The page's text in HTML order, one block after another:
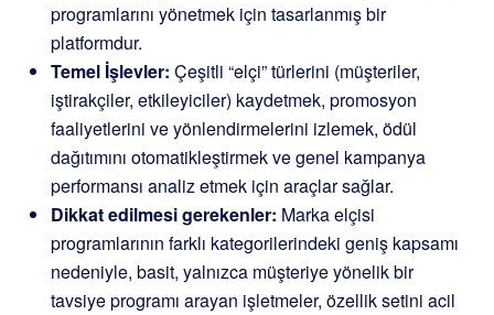
programlarını yönetmek için tasarlanmış bir
platformdur.
Temel İşlevler: Çeşitli “elçi” türlerini (müşteriler,
iştirakçiler, etkileyiciler) kaydetmek, promosyon
faaliyetlerini ve yönlendirmelerini izlemek, ödül
dağıtımını otomatikleştirmek ve genel kampanya
performansı analiz etmek için araçlar sağlar.
Dikkat edilmesi gerekenler: Marka elçisi
programlarının farklı kategorilerindeki geniş kapsamı
nedeniyle, basit, yalnızca müşteriye yönelik bir
tavsiye programı arayan işletmeler, özellik setini acil